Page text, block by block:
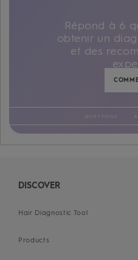
Répond à 6
obtenir un
et des
ANALYSE
DIAGNOSTIC
DISCOVER
Hair Diagnostic Tool
Products